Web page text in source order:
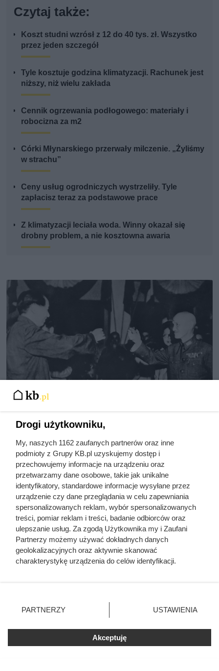
Czytaj także:
Koszt studni wzrósł z 12 do 40 tys. zł. Wszystko
przez jeden szczegół
Tyle kosztuje godzina klimatyzacji. Rachunek jest
niższy, niż wielu zakłada
Cennik ogrzewania podłogowego: materiały i
robocizna za m2
Córki Młynarskiego przerwały milczenie. „Żyliśmy
w strachu”
Ceny usług ogrodniczych wystrzeliły. Tyle
zapłacisz teraz za podstawowe prace
Z klimatyzacji leciała woda. Winny okazał się
drobny problem, a nie kosztowna awaria
Doprowadził do śmierci większej
liczby ludzi niż Hitler i Stalin
razem wzięci. Mimo to czczą go
jako bohatera
Herodot pisał o tym z
Drogi użytkowniku,
My, naszych 1162 zaufanych partnerów oraz inne
podmioty z Grupy KB.pl uzyskujemy dostęp i
przechowujemy informacje na urządzeniu oraz
przetwarzamy dane osobowe, takie jak unikalne
identyfikatory, standardowe informacje wysyłane przez
urządzenie czy dane przeglądania w celu zapewniania
spersonalizowanych reklam, wybór spersonalizowanych
treści, pomiar reklam i treści, badanie odbiorców oraz
ulepszanie usług. Za zgodą Użytkownika my i Zaufani
Partnerzy możemy używać dokładnych danych
geolokalizacyjnych oraz aktywnie skanować
charakterystykę urządzenia do celów identyfikacji.
zmienić/wycofać klikając przycisk ustawień prywatności
znajdujący się w lewym dolnym rogu strony. Niektóre
użytkownika, ale masz prawo sprzeciwić się takiemu
przetwarzaniu. Preferencje będą miały zastosowania tylko
PARTNERZY USTAWIENIA
Akceptuję